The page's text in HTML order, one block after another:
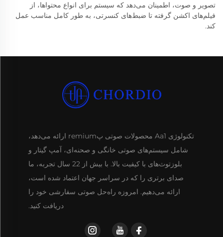
تصویر و صوت، اطمینان می‌دهد که سیستم برای انواع محتواها، از
فیلم‌های اکشن گرفته تا ضبط‌های کنسرتی، به طور کامل مناسب عمل
کند.
تکنولوژی Aa1 محصولات صوتی پremium ارائه می‌دهد،
شامل سیستم‌های صوتی خانگی و صحنه‌ای، آمپ گیتار و
بلوزتوث‌های با کیفیت بالا. با بیش از 22 سال تجربه، ما
صدای برتری را که در سراسر جهان اعتماد شده است،
ارائه می‌دهیم. امروزه راه‌حل صوتی سفارشی خود را
دریافت کنید.